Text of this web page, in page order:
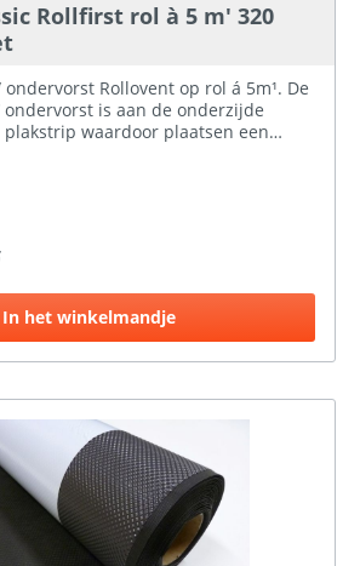
Rollfirst rol à 5 m' 320
Rollovent op rol á 5m¹. De
is aan de onderzijde
plakstrip waardoor plaatsen een
In het winkelmandje